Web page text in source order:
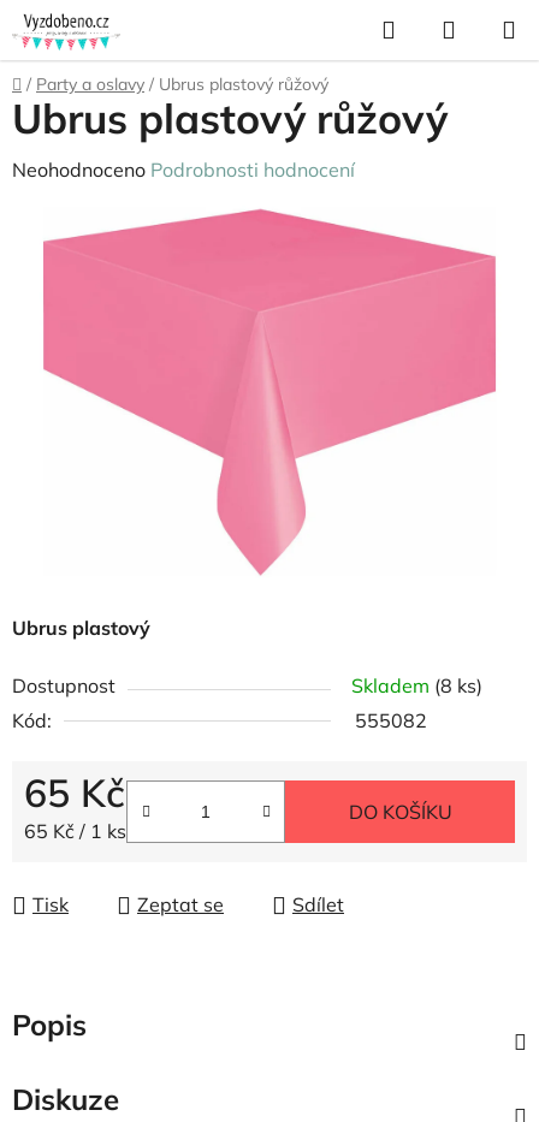
Přejít
na
obsah
Hledat
KOŠÍK
Domů
/ Party a oslavy / Ubrus plastový růžový
Ubrus plastový
Dostupnost Skladem (8 ks)
Kód:
555082
65 Kč
Měrná cena:
65 Kč / 1 ks
DO KOŠÍKU
Tisk Zeptat se Sdílet
Ubrus plastový růžový
Průměrné
produktu
hvězdiček.
Neohodnoceno Podrobnosti hodnocení
Popis
Diskuze